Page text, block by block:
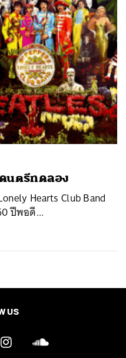
นตรีทดลอง
Hearts Club Band
ปีพอดี...
US
LINE EMAIL